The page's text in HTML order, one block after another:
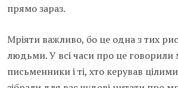
прямо зараз.
Мріяти важливо, бо це одна з тих
людьми. У всі часи про це говорили
письменники і ті, хто керував